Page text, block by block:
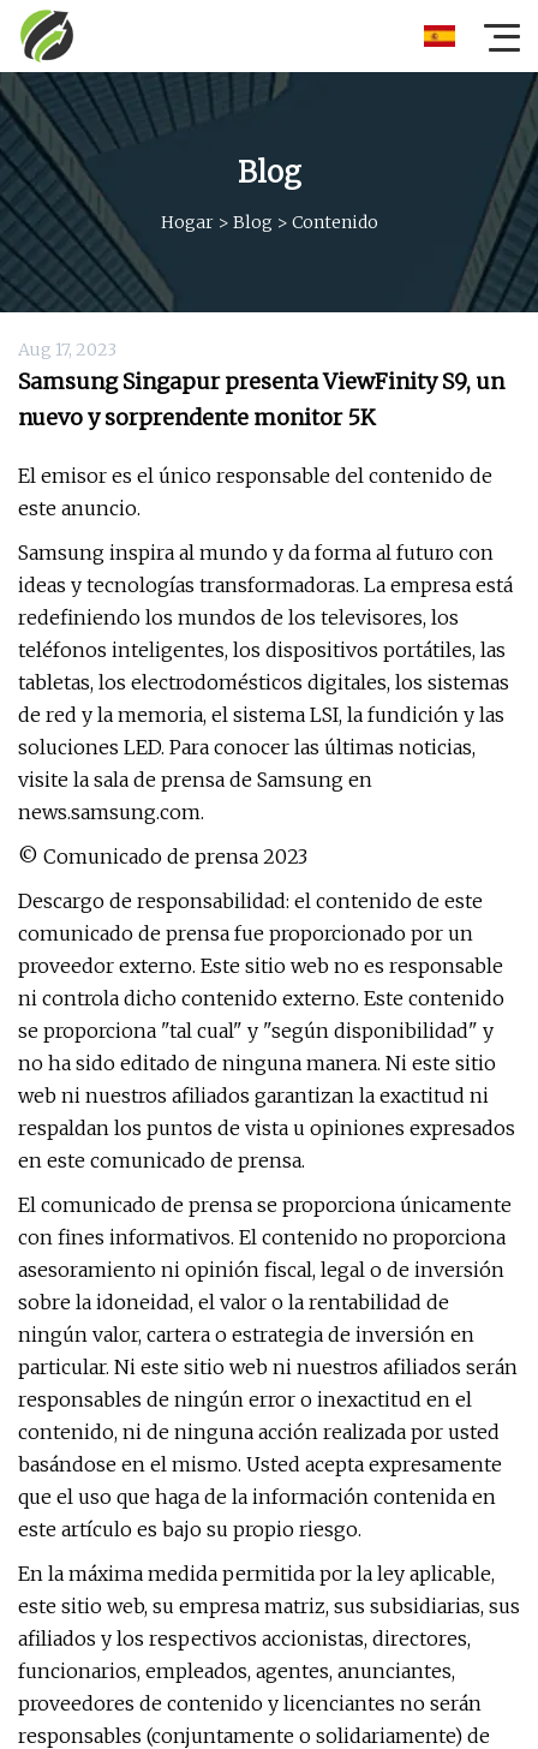
Blog
Hogar> Blog > Contenido
Aug 17, 2023
Samsung Singapur presenta ViewFinity S9, un
nuevo y sorprendente monitor 5K
El emisor es el único responsable del contenido de
este anuncio.
Samsung inspira al mundo y da forma al futuro con
ideas y tecnologías transformadoras. La empresa está
redefiniendo los mundos de los televisores, los
teléfonos inteligentes, los dispositivos portátiles, las
tabletas, los electrodomésticos digitales, los sistemas
de red y la memoria, el sistema LSI, la fundición y las
soluciones LED. Para conocer las últimas noticias,
visite la sala de prensa de Samsung en
news.samsung.com.
© Comunicado de prensa 2023
Descargo de responsabilidad: el contenido de este
comunicado de prensa fue proporcionado por un
proveedor externo. Este sitio web no es responsable
ni controla dicho contenido externo. Este contenido
se proporciona "tal cual" y "según disponibilidad" y
no ha sido editado de ninguna manera. Ni este sitio
web ni nuestros afiliados garantizan la exactitud ni
respaldan los puntos de vista u opiniones expresados ​​
en este comunicado de prensa.
El comunicado de prensa se proporciona únicamente
con fines informativos. El contenido no proporciona
asesoramiento ni opinión fiscal, legal o de inversión
sobre la idoneidad, el valor o la rentabilidad de
ningún valor, cartera o estrategia de inversión en
particular. Ni este sitio web ni nuestros afiliados serán
responsables de ningún error o inexactitud en el
contenido, ni de ninguna acción realizada por usted
basándose en el mismo. Usted acepta expresamente
que el uso que haga de la información contenida en
este artículo es bajo su propio riesgo.
En la máxima medida permitida por la ley aplicable,
este sitio web, su empresa matriz, sus subsidiarias, sus
afiliados y los respectivos accionistas, directores,
funcionarios, empleados, agentes, anunciantes,
proveedores de contenido y licenciantes no serán
responsables (conjuntamente o solidariamente) de